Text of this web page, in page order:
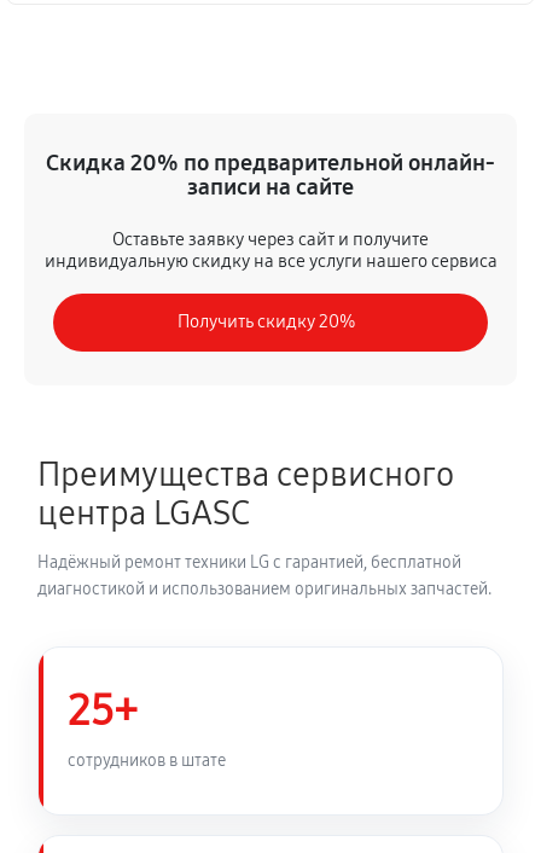
Скидка 20% по предварительной онлайн-
записи на сайте
Оставьте заявку через сайт и получите
индивидуальную скидку на все услуги нашего сервиса
Получить скидку 20%
Преимущества сервисного
центра LGASC
Надёжный ремонт техники LG с гарантией, бесплатной
диагностикой и использованием оригинальных запчастей.
25+
сотрудников в штате